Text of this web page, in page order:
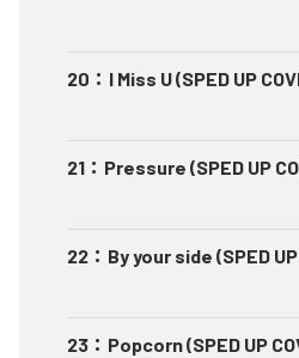
20 ： I Miss U (SPED UP
21 ： Pressure (SPED UP
22 ： By your side (SPED
23 ： Popcorn (SPED UP